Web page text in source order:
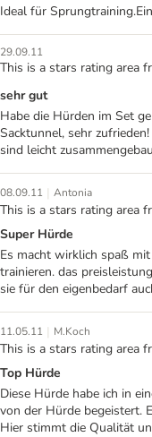
Ideal für
29.09.11
This is a stars rating area
sehr gut
Habe die Hürden im Set
Sacktunnel, sehr
sind leicht
08.09.11 | Antonia
This is a stars rating area
Super Hürde
Es macht wirklich spaß
trainieren. das
sie für den eigenbedarf
11.05.11 | M.Koch
This is a stars rating area
Top Hürde
Diese Hürde habe ich in
von der Hürde begeistert.
Hier stimmt die Qualität